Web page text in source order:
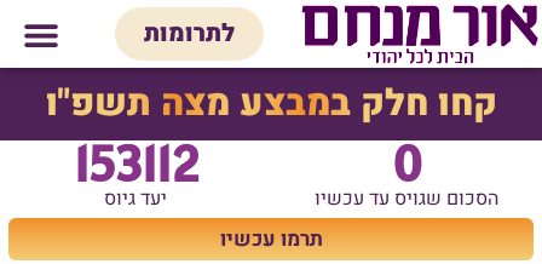
לתוכן
לתרומות
קחו חלק במבצע מצה תשפ"ו
הסכום שגויס עד עכשיו
0
יעד גיוס
153112
תרמו עכשיו